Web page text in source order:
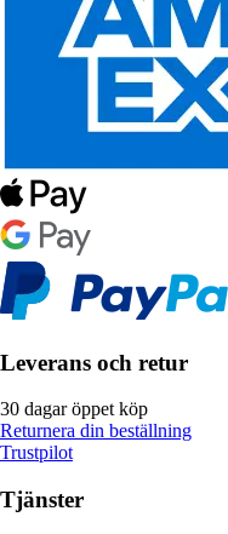
Leverans och retur
30 dagar öppet köp
Returnera din beställning
Trustpilot
Tjänster